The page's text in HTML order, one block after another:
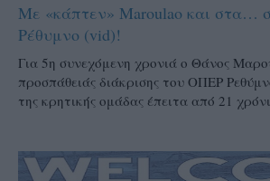
Με «κάπτεν» Maroulao και στα…
Ρέθυμνο (vid)!
Για 5η συνεχόμενη χρονιά ο Θάνος
προσπάθειάς διάκρισης του ΟΠΕΡ
της κρητικής ομάδας έπειτα από 21